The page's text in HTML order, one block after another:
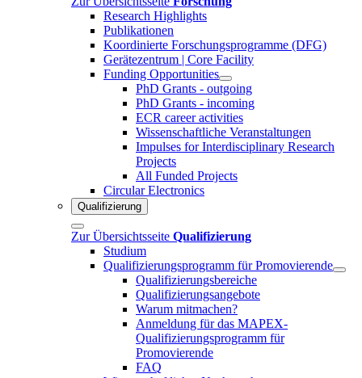
Research Highlights
Publikationen
Koordinierte Forschungsprogramme (DFG)
Gerätezentrum | Core Facility
Funding Opportunities
PhD Grants - outgoing
PhD Grants - incoming
ECR career activities
Wissenschaftliche Veranstaltungen
Impulses for Interdisciplinary Research
Projects
All Funded Projects
Circular Electronics
Qualifizierung
Zur Übersichtsseite Qualifizierung
Studium
Qualifizierungsprogramm für Promovierende
Qualifizierungsbereiche
Qualifizierungsangebote
Warum mitmachen?
Anmeldung für das MAPEX-
Qualifizierungsprogramm für
Promovierende
FAQ